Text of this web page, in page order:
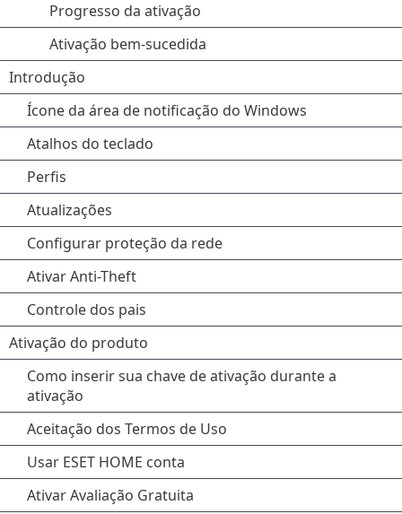
Progresso da ativação
Ativação bem-sucedida
Introdução
Ícone da área de notificação do Windows
Atalhos do teclado
Perfis
Atualizações
Configurar proteção da rede
Ativar Anti-Theft
Controle dos pais
Ativação do produto
Como inserir sua chave de ativação durante a
ativação
Aceitação dos Termos de Uso
Usar ESET HOME conta
Ativar Avaliação Gratuita